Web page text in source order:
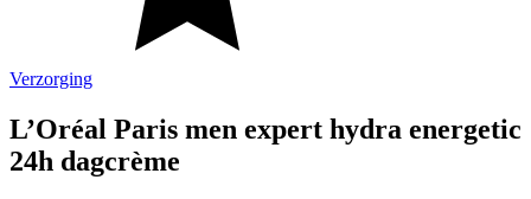
Verzorging
L’Oréal Paris men expert hydra energetic
24h dagcrème